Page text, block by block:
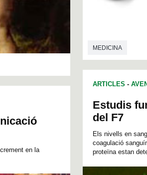
en la
MEDICINA
ARTICLES -
Estudis
del F7
Els nivells en
coagulació
proteïna estan